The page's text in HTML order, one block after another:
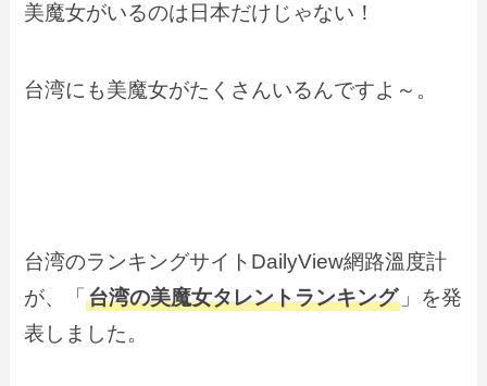
美魔女がいるのは日本だけじゃない！
台湾にも美魔女がたくさんいるんですよ～。
台湾のランキングサイトDailyView網路溫度計
が、
「台湾の美魔女タレントランキング 」 を発
表しました。